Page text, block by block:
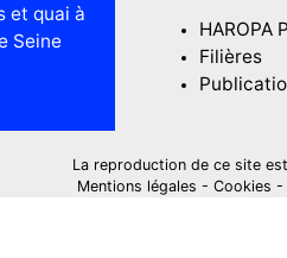
et quai à
Seine
HAROPA
Filières
La reproduction de ce site
Mentions légales - Cookies -